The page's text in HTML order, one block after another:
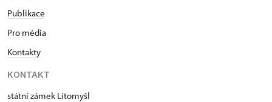
Publikace
Pro média
Kontakty
KONTAKT
státní zámek Litomyšl